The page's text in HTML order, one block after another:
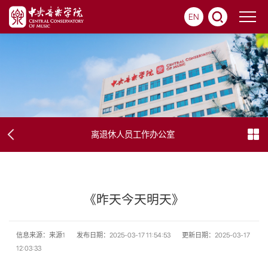
EN
离退休人员工作办公室
《昨天今天明天》
信息来源：来源1 发布日期：2025-03-17 11:54:53
更新日期：2025-03-17
12:03:33